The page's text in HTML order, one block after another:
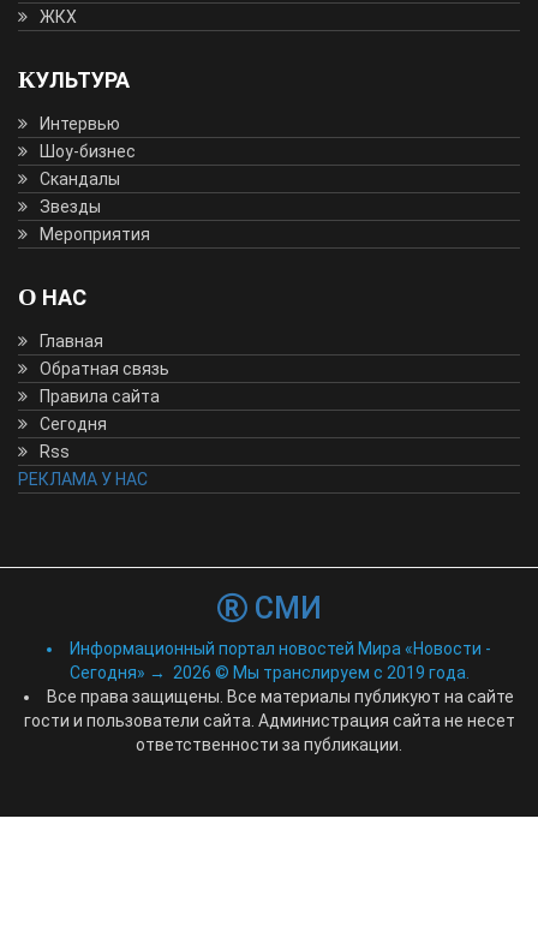
ЖКХ
КУЛЬТУРА
Интервью
Шоу-бизнес
Скандалы
Звезды
Мероприятия
О НАС
Главная
Обратная связь
Правила сайта
Сегодня
Rss
РЕКЛАМА У НАС
СМИ
Информационный портал новостей Мира «Новости -
Сегодня» → 2026 © Мы транслируем с 2019 года.
Все права защищены. Все материалы публикуют на сайте
гости и пользователи сайта. Администрация сайта не несет
ответственности за публикации.